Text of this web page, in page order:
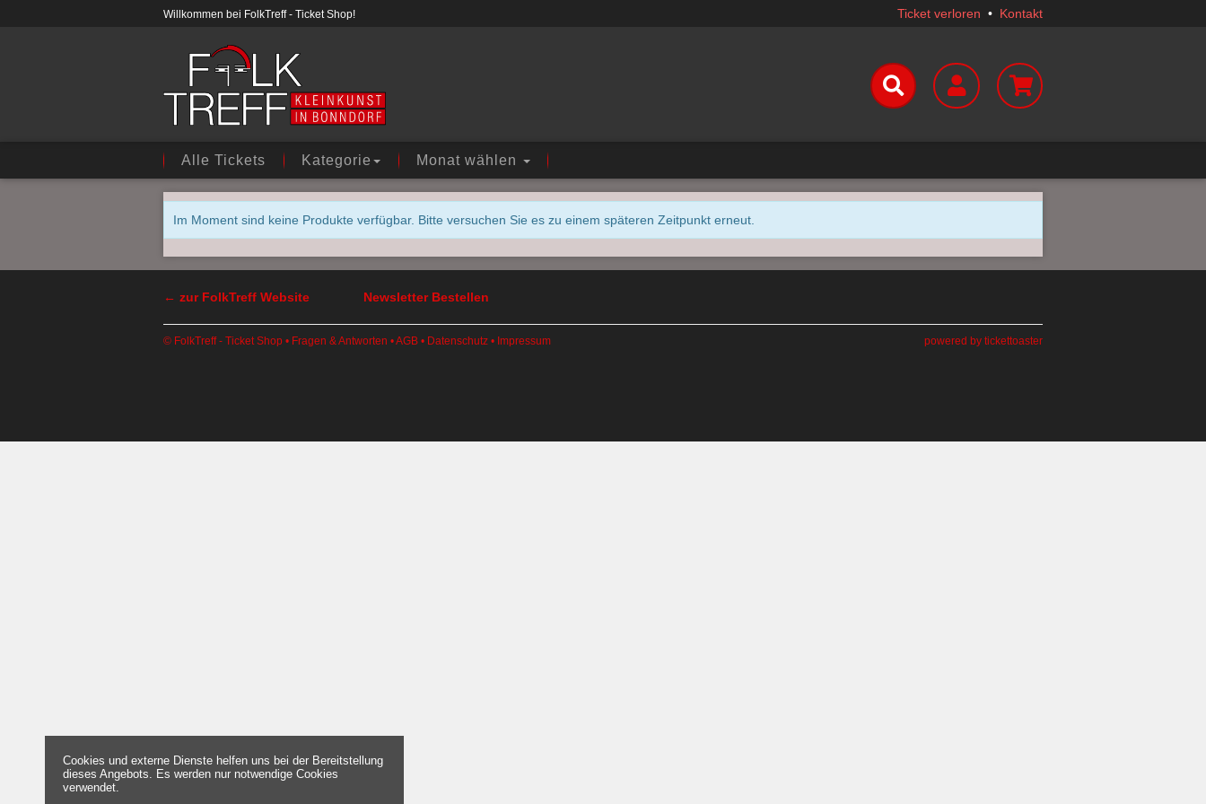
Ticket verloren • Kontakt
Willkommen bei FolkTreff - Ticket Shop!
Alle Tickets Kategorie Monat wählen
Im Moment sind keine Produkte verfügbar. Bitte versuchen Sie es zu einem späteren Zeitpunkt erneut.
← zur FolkTreff Website Newsletter Bestellen
powered by tickettoaster
© FolkTreff - Ticket Shop • Fragen & Antworten •AGB • Datenschutz • Impressum
Cookies und externe Dienste helfen uns bei der Bereitstellung
dieses Angebots. Es werden nur notwendige Cookies
verwendet.